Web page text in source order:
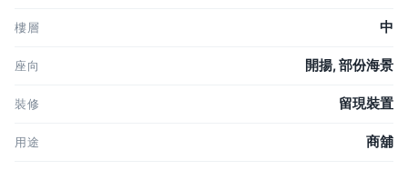
樓層 中
座向 開揚, 部份海景
裝修 留現裝置
用途 商舖